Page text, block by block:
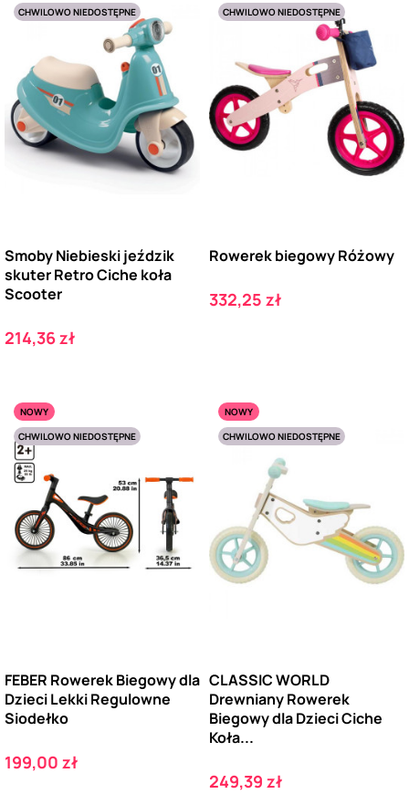
CHWILOWO NIEDOSTĘPNE
Smoby Niebieski jeździk
skuter Retro Ciche koła
Scooter
Cena
214,36 zł
CHWILOWO NIEDOSTĘPNE
Rowerek biegowy Różowy
Cena
332,25 zł
NOWY
CHWILOWO NIEDOSTĘPNE
FEBER Rowerek Biegowy dla
Dzieci Lekki Regulowne
Siodełko
Cena
199,00 zł
NOWY
CHWILOWO NIEDOSTĘPNE
CLASSIC WORLD
Drewniany Rowerek
Biegowy dla Dzieci Ciche
Koła...
Cena
249,39 zł